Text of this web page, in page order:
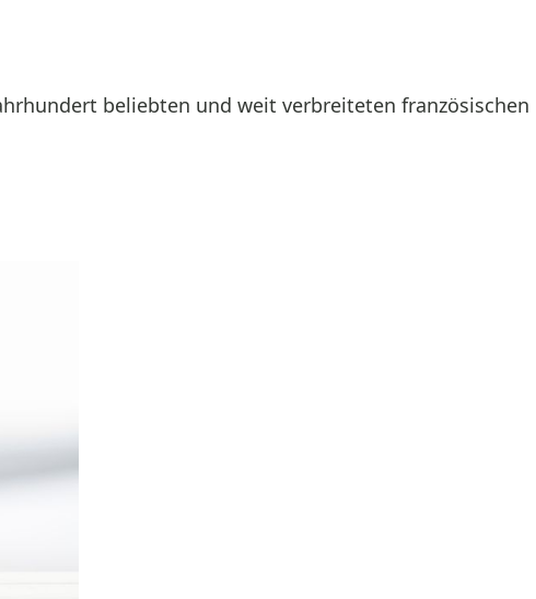
beliebten und weit verbreiteten